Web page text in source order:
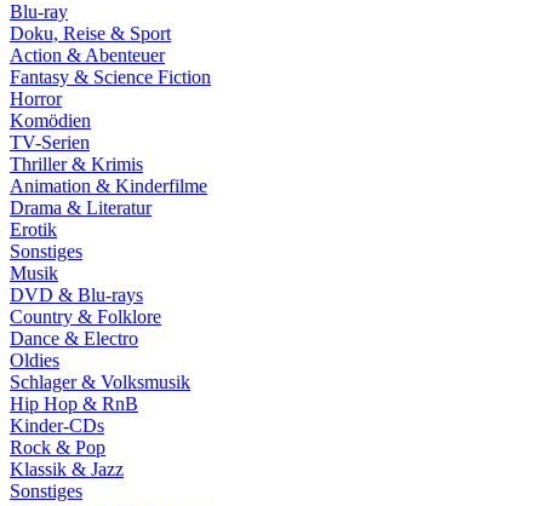
Blu-ray
Doku, Reise & Sport
Action & Abenteuer
Fantasy & Science Fiction
Horror
Komödien
TV-Serien
Thriller & Krimis
Animation & Kinderfilme
Drama & Literatur
Erotik
Sonstiges
Musik
DVD & Blu-rays
Country & Folklore
Dance & Electro
Oldies
Schlager & Volksmusik
Hip Hop & RnB
Kinder-CDs
Rock & Pop
Klassik & Jazz
Sonstiges